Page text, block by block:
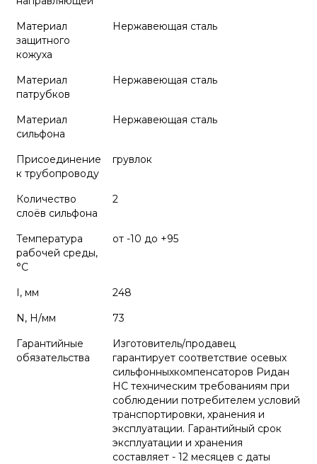
Материал
защитного
кожуха
Нержавеющая сталь
Материал
патрубков
Нержавеющая сталь
Материал
сильфона
Нержавеющая сталь
Присоединение
к трубопроводу
грувлок
Количество
слоёв сильфона
2
Температура
рабочей среды,
°С
от -10 до +95
I, мм
248
N, Н/мм
73
Гарантийные
обязательства
Изготовитель/продавец
гарантирует соответствие осевых
сильфонныхкомпенсаторов Ридан
НС техническим требованиям при
соблюдении потребителем условий
транспортировки, хранения и
эксплуатации. Гарантийный срок
эксплуатации и хранения
составляет - 12 месяцев с даты